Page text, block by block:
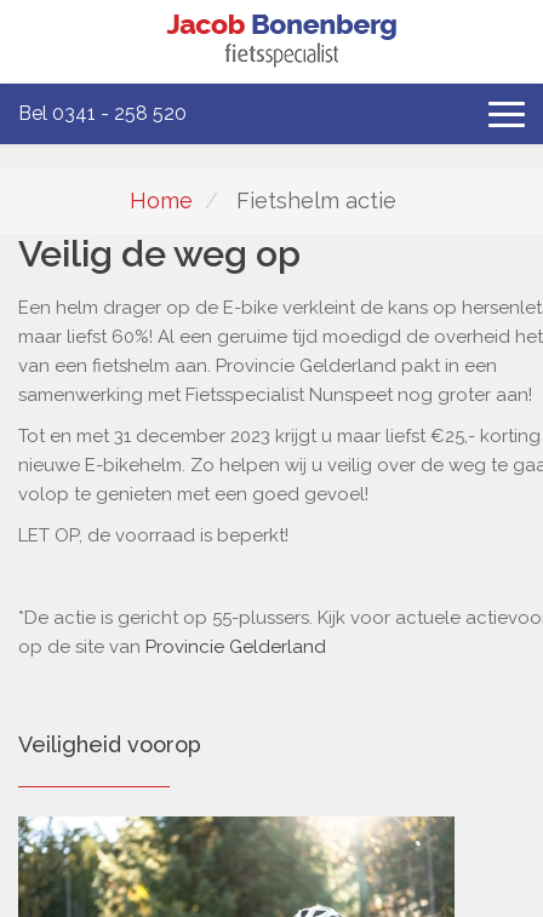
Bel 0341 - 258 520
Home Fietshelm actie
Veilig de weg op
Een helm drager op de E-bike verkleint de kans op
maar liefst 60%! Al een geruime tijd moedigd de overheid
van een fietshelm aan. Provincie Gelderland pakt in een
samenwerking met Fietsspecialist Nunspeet nog groter aan!
Tot en met 31 december 2023 krijgt u maar liefst €25,-
nieuwe E-bikehelm. Zo helpen wij u veilig over de weg te
volop te genieten met een goed gevoel!
LET OP, de voorraad is beperkt!
*De actie is gericht op 55-plussers. Kijk voor actuele
op de site van Provincie Gelderland
Veiligheid voorop